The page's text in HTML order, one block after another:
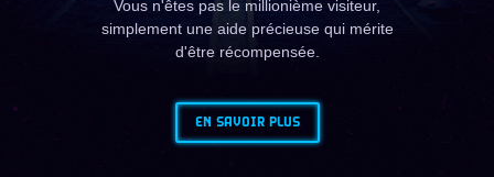
Vous n'êtes pas le millionième visiteur,
simplement une aide précieuse qui mérite
d'être récompensée.
EN SAVOIR PLUS